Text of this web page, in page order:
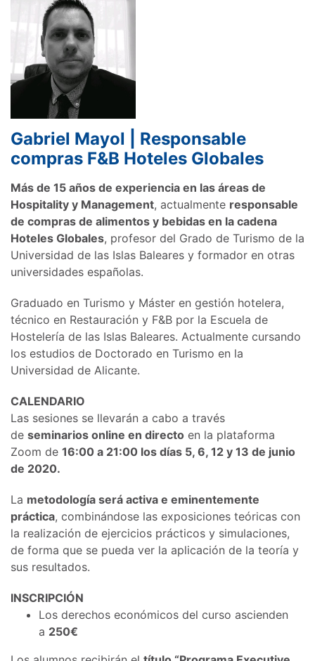
Gabriel Mayol | Responsable
compras F&B Hoteles Globales
Más de 15 años de experiencia en las áreas de
Hospitality y Management, actualmente responsable
de compras de alimentos y bebidas en la cadena
Hoteles Globales, profesor del Grado de Turismo de la
Universidad de las Islas Baleares y formador en otras
universidades españolas.
Graduado en Turismo y Máster en gestión hotelera,
técnico en Restauración y F&B por la Escuela de
Hostelería de las Islas Baleares. Actualmente cursando
los estudios de Doctorado en Turismo en la
Universidad de Alicante.
CALENDARIO
Las sesiones se llevarán a cabo a través
de seminarios online en directo en la plataforma
Zoom de 16:00 a 21:00 los días 5, 6, 12 y 13 de junio
de 2020.
La metodología será activa e eminentemente
práctica, combinándose las exposiciones teóricas con
la realización de ejercicios prácticos y simulaciones,
de forma que se pueda ver la aplicación de la teoría y
sus resultados.
INSCRIPCIÓN
Los derechos económicos del curso ascienden
a 250€